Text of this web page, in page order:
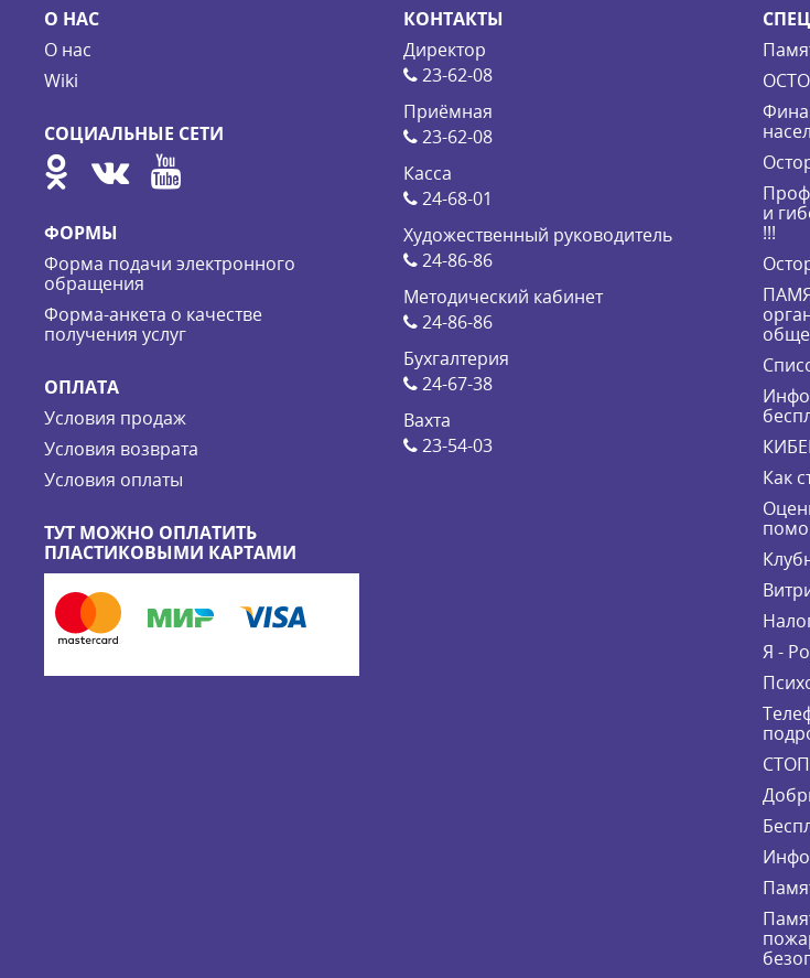
О НАС
О нас
Wiki
СОЦИАЛЬНЫЕ СЕТИ
ФОРМЫ
Форма подачи электронного
обращения
Форма-анкета о качестве
получения услуг
ОПЛАТА
Условия продаж
Условия возврата
Условия оплаты
ТУТ МОЖНО ОПЛАТИТЬ
ПЛАСТИКОВЫМИ КАРТАМИ
КОНТАКТЫ
Директор
23-62-08
Приёмная
23-62-08
Касса
24-68-01
Художественный руководитель
24-86-86
Методический кабинет
24-86-86
Бухгалтерия
24-67-38
Вахта
23-54-03
и
!!!
Как
Я -
СТОП